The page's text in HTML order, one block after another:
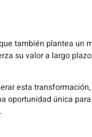
también plantea un
su valor a largo
esta
oportunidad única